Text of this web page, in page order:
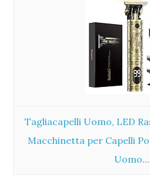
Tagliacapelli Uomo, LED
Macchinetta per Capelli
Uomo...